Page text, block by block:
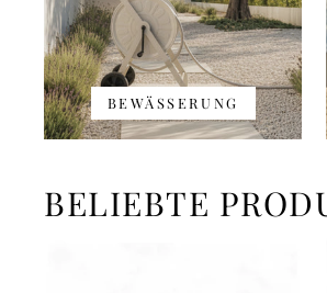
BEWÄSSERUNG
BELIEBTE